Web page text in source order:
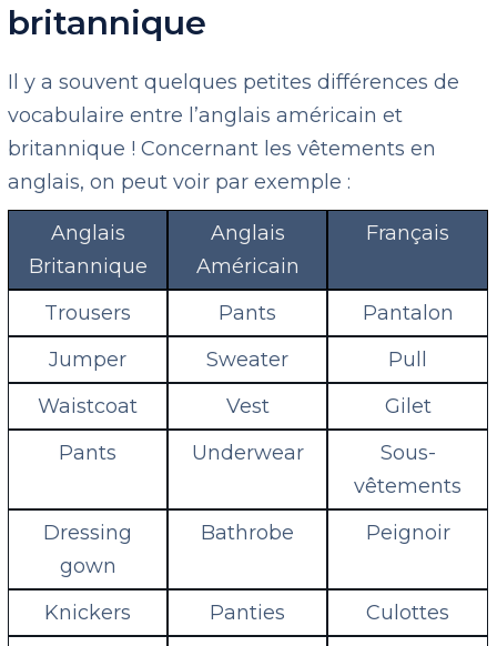
britannique
Il y a souvent quelques petites différences de
vocabulaire entre l’anglais américain et
britannique ! Concernant les vêtements en
anglais, on peut voir par exemple :
Anglais
Britannique
Anglais
Américain
Français
Trousers Pants
Pantalon
Jumper
Sweater
Pull
Waistcoat
Vest
Gilet
Pants
Underwear
Sous-
vêtements
Dressing
gown
Bathrobe Peignoir
Knickers Panties
Culottes